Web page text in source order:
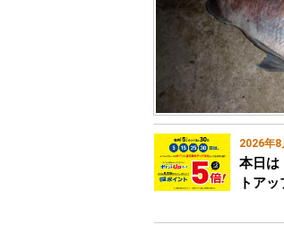
2026年8
本日は
トア